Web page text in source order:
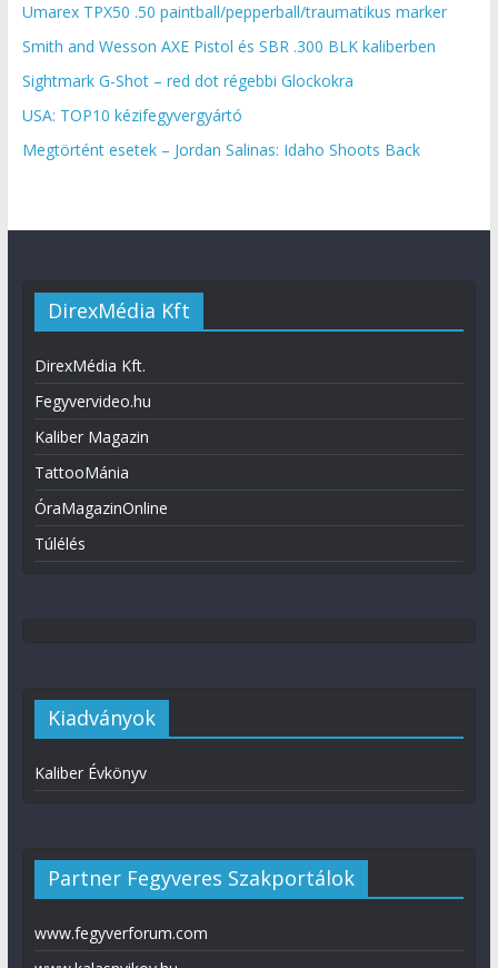
Umarex TPX50 .50 paintball/pepperball/traumatikus marker
Smith and Wesson AXE Pistol és SBR .300 BLK kaliberben
Sightmark G-Shot – red dot régebbi Glockokra
USA: TOP10 kézifegyvergyártó
Megtörtént esetek – Jordan Salinas: Idaho Shoots Back
DirexMédia Kft
DirexMédia Kft.
Fegyvervideo.hu
Kaliber Magazin
TattooMánia
ÓraMagazinOnline
Túlélés
Kiadványok
Kaliber Évkönyv
Partner Fegyveres Szakportálok
www.fegyverforum.com